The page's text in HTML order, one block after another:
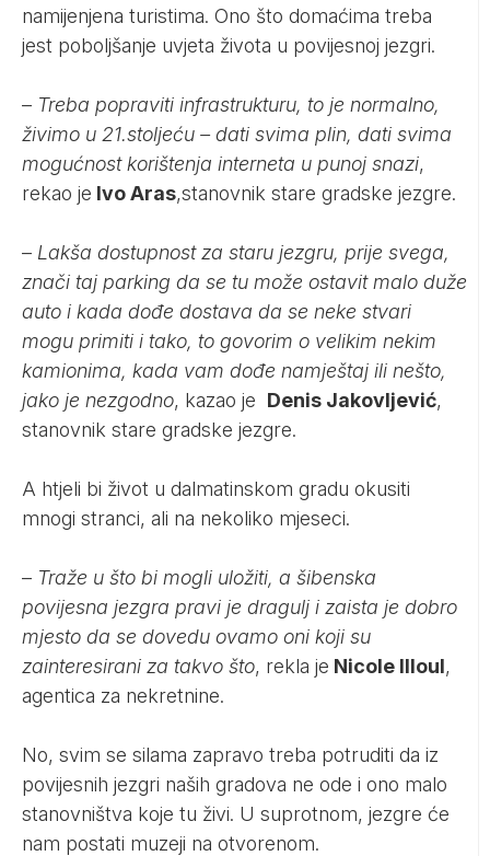
namijenjena turistima. Ono što domaćima treba
jest poboljšanje uvjeta života u povijesnoj jezgri.
– Treba popraviti infrastrukturu, to je normalno,
živimo u 21.stoljeću – dati svima plin, dati svima
mogućnost korištenja interneta u punoj snazi,
rekao je Ivo Aras,stanovnik stare gradske jezgre.
– Lakša dostupnost za staru jezgru, prije svega,
znači taj parking da se tu može ostavit malo duže
auto i kada dođe dostava da se neke stvari
mogu primiti i tako, to govorim o velikim nekim
kamionima, kada vam dođe namještaj ili nešto,
jako je nezgodno, kazao je Denis Jakovljević,
stanovnik stare gradske jezgre.
A htjeli bi život u dalmatinskom gradu okusiti
mnogi stranci, ali na nekoliko mjeseci.
– Traže u što bi mogli uložiti, a šibenska
povijesna jezgra pravi je dragulj i zaista je dobro
mjesto da se dovedu ovamo oni koji su
zainteresirani za takvo što, rekla je Nicole Illoul,
agentica za nekretnine.
No, svim se silama zapravo treba potruditi da iz
povijesnih jezgri naših gradova ne ode i ono malo
stanovništva koje tu živi. U suprotnom, jezgre će
nam postati muzeji na otvorenom.